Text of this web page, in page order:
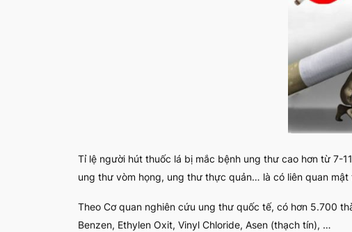
Tỉ lệ người hút thuốc lá bị mắc bệnh ung thư cao hơn từ 7-
ung thư vòm họng, ung thư thực quản… là có liên quan
Theo Cơ quan nghiên cứu ung thư quốc tế, có hơn 5.700
Benzen, Ethylen Oxit, Vinyl Chloride, Asen (thạch tín), …